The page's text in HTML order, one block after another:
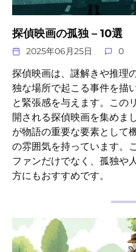
探偵映画の孤独 – 10選
2025年06月25日 0
探偵映画は、謎解きや推理
独な場所で起こる事件を描
と緊張感を与えます。この
開される探偵映画を集めま
が物語の重要な要素として
の雰囲気を持っています。
ファンだけでなく、孤独や
方にもおすすめです。